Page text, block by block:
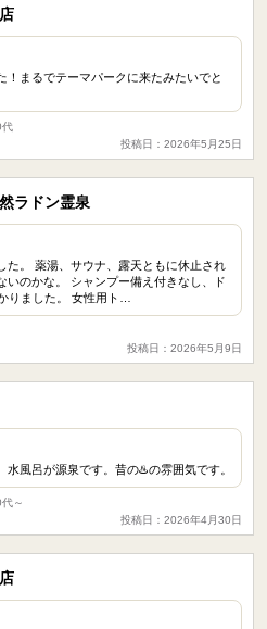
！まるでテーマパークに来たみたいでと
投稿日：2026年5月25日
ラドン霊泉
に休止され
ー備え付きなし、ド
ライヤー使用に10円かかりました。 女性用ト…
投稿日：2026年5月9日
水風呂が源泉です。昔の♨️の雰囲気です。
～
投稿日：2026年4月30日